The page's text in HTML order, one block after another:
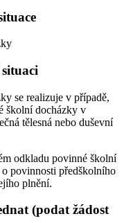
se realizuje v případě,
školní docházky v
tělesná nebo duševní
odkladu povinné školní
povinnosti předškolního
plnění.
(podat žádost